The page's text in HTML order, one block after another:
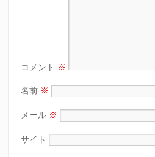
コメント ※
名前 ※
メール ※
サイト